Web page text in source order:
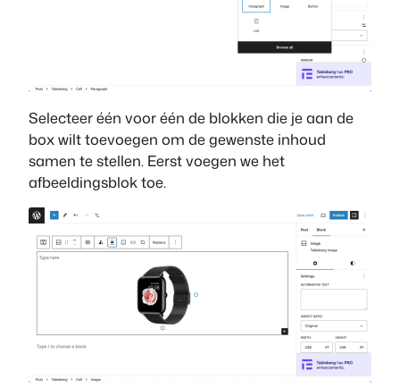
Selecteer één voor één de blokken die je aan de
box wilt toevoegen om de gewenste inhoud
samen te stellen. Eerst voegen we het
afbeeldingsblok toe.